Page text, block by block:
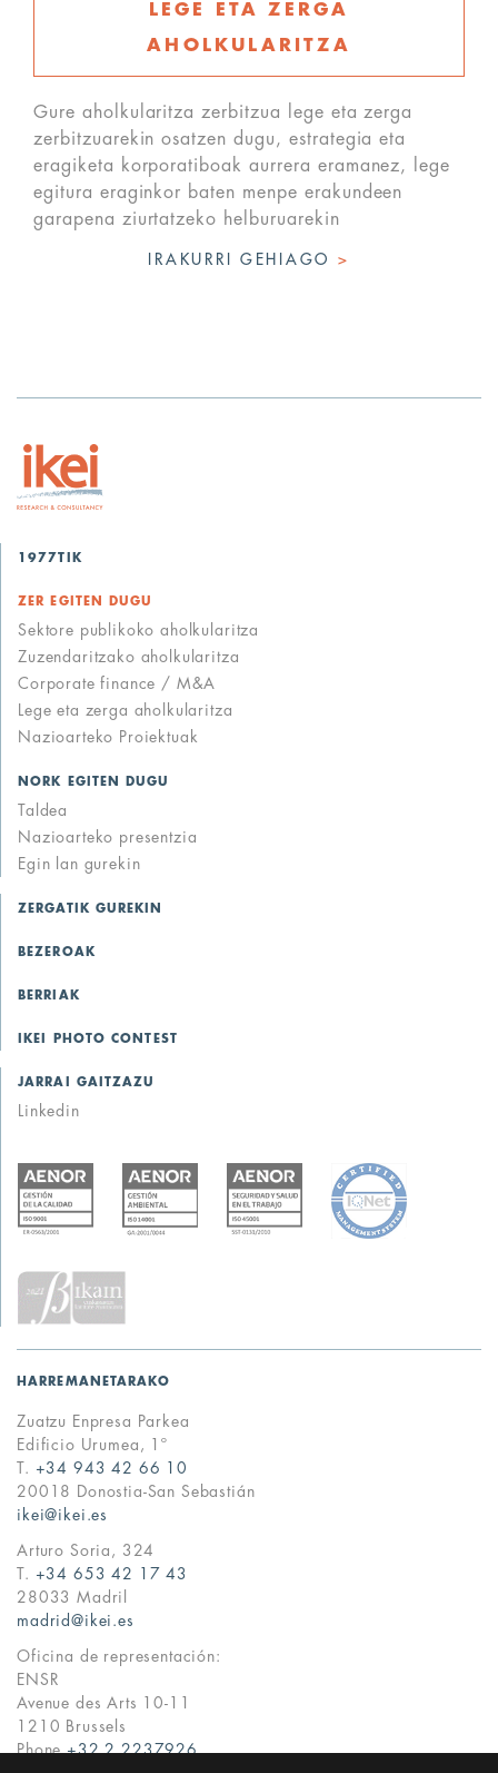
LEGE ETA ZERGA
AHOLKULARITZA
Gure aholkularitza zerbitzua lege eta zerga
zerbitzuarekin osatzen dugu, estrategia eta
eragiketa korporatiboak aurrera eramanez, lege
egitura eraginkor baten menpe erakundeen
garapena ziurtatzeko helburuarekin
IRAKURRI GEHIAGO >
1977TIK
ZER EGITEN DUGU
Sektore publikoko aholkularitza
Zuzendaritzako aholkularitza
Corporate finance / M&A
Lege eta zerga aholkularitza
Nazioarteko Proiektuak
NORK EGITEN DUGU
Taldea
Nazioarteko presentzia
Egin lan gurekin
ZERGATIK GUREKIN
BEZEROAK
BERRIAK
IKEI PHOTO CONTEST
JARRAI GAITZAZU
Linkedin
HARREMANETARAKO
Zuatzu Enpresa Parkea
Edificio Urumea, 1º
T. +34 943 42 66 10
20018 Donostia-San Sebastián
ikei@ikei.es
Arturo Soria, 324
T. +34 653 42 17 43
28033 Madril
madrid@ikei.es
Oficina de representación:
ENSR
Avenue des Arts 10-11
1210 Brussels
Phone+32 2 2237926